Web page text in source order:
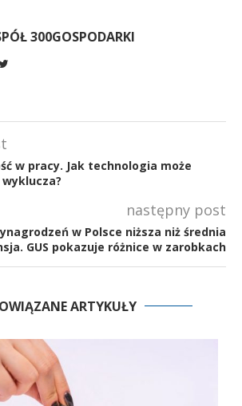
300GOSPODARKI
w pracy. Jak technologia może
następny post
w Polsce niższa niż średnia
GUS pokazuje różnice w zarobkach
ARTYKUŁY